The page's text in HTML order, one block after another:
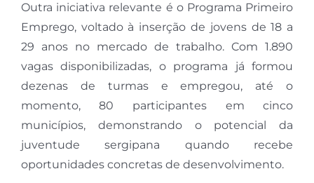
Outra iniciativa relevante é o Programa Primeiro
Emprego, voltado à inserção de jovens de 18 a
29 anos no mercado de trabalho. Com 1.890
vagas disponibilizadas, o programa já formou
dezenas de turmas e empregou, até o
momento, 80 participantes em cinco
municípios, demonstrando o potencial da
juventude sergipana quando recebe
oportunidades concretas de desenvolvimento.